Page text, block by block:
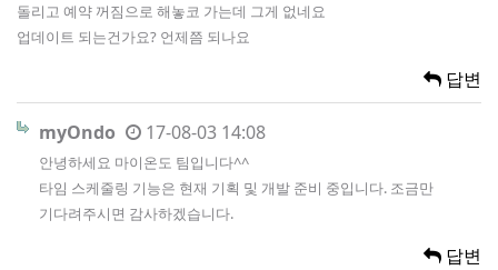
돌리고 예약 꺼짐으로 해놓코 가는데 그게 없네요
업데이트 되는건가요? 언제쯤 되나요
답변
myOndo 17-08-03 14:08
안녕하세요 마이온도 팀입니다^^
타임 스케줄링 기능은 현재 기획 및 개발 준비 중입니다. 조금만
기다려주시면 감사하겠습니다.
답변